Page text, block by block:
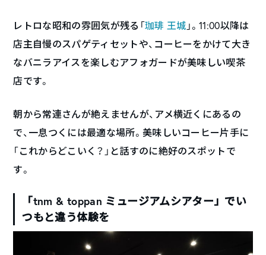
レトロな昭和の雰囲気が残る「珈琲 王城 」。11:00以降は
店主自慢のスパゲティセットや、コーヒーをかけて大き
なバニラアイスを楽しむアフォガードが美味しい喫茶
店です。
朝から常連さんが絶えませんが、アメ横近くにあるの
で、一息つくには最適な場所。美味しいコーヒー片手に
「これからどこいく？」と話すのに絶好のスポットで
す。
「tnm & toppan ミュージアムシアター」でい
つもと違う体験を